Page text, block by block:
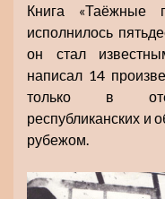
Книга «Таёжные
исполнилось
он стал
написал 14
только в
республиканских и
рубежом.